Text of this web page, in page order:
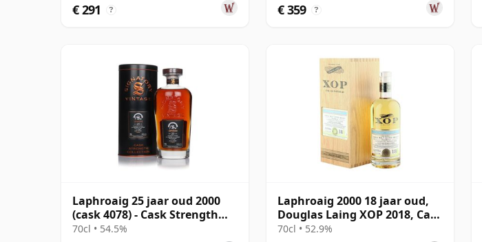
€ 291 ? € 359 ?
Laphroaig 25 jaar oud 2000
(cask 4078) - Cask Strength
Collection
70cl • 54.5%
Laphroaig 2000 18 jaar oud,
Douglas Laing XOP 2018, Cask
12780
70cl • 52.9%